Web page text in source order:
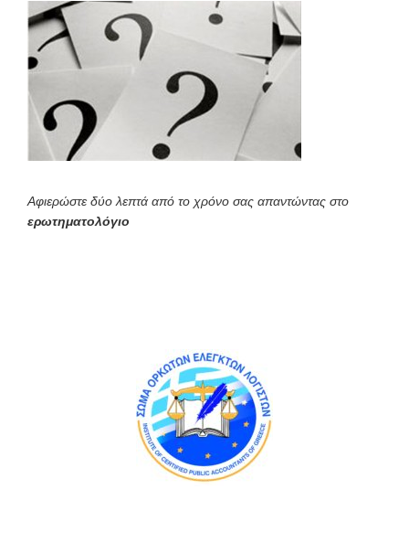
Αφιερώστε δύο λεπτά από το χρόνο σας απαντώντας στο
ερωτηματολόγιο